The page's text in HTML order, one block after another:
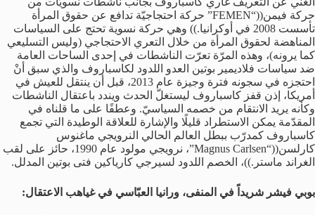
حركة فيمن((“FEMEN” حركة احتجاجيّة تدافع عن حقوق المرأة
تأسست 2008 في أوكرانيا.)) وهي حركة نسوية تحتج على السياسات
المناهضة لحقوق المرأة من خلال التعري الاحتجاجي (وليس التسليعي
كما يرونه)، وهذه المرّة تعرّت الناشطات في إحدى الساحات العامة
ضد سياسات فلاديمير بوتين العدو اللدود لكاسباروف والذي سبق أنْ
احتجزه في سجونه فترة وجيزة عام 2013، قبل أن ينتقل للعيش في
أمريكا، إذن قفز كاسباروف ليستغلّ الحدث ويندد باعتقال الناشطات
وكأنه يريد الانتقام من خصمه السياسيّ. وعطفًا على ما قلناه في
المقدّمة يمكن الاستطراد قليلًا والإشارة للعلاقة الوطيدة التي تجمع
كاسباروف كمدرّب ببطل العالم الحالي النرويجي ماغنوس
كارلسن((“Magnus Carlsen”، نرويجي مولود عام 1990، حائز على لقب
الغراند ماستر.))، الخصم اللدود لسيرجي كارياكين فتى بوتين المدلل.
بوبي فيشر شريداً في المنفى، ورانيا العبّاسي في غياهب الاعتقال: